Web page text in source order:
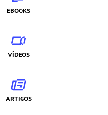
EBOOKS
VÍDEOS
ARTIGOS